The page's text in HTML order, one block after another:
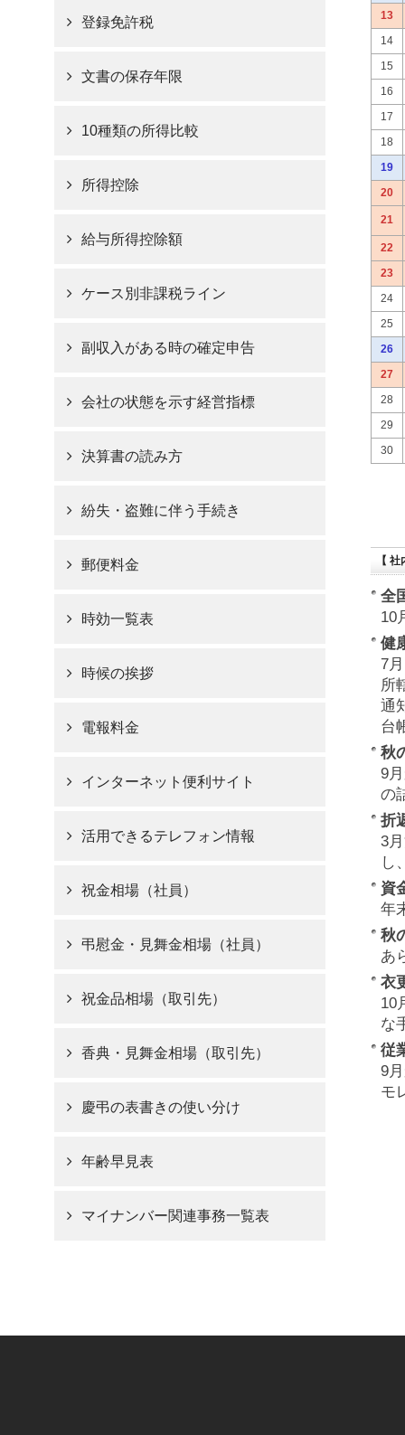
13
14
15
16
17
18
19
20
21
22
23
24
25
26
27
28
29
30
【
全
10
健
7
所
通
台
秋
9
の
折
3
し
資
年
秋
あ
衣
10
な
従
9
モ
登録免許税
文書の保存年限
10種類の所得比較
所得控除
給与所得控除額
ケース別非課税ライン
副収入がある時の確定申告
会社の状態を示す経営指標
決算書の読み方
紛失・盗難に伴う手続き
郵便料金
時効一覧表
時候の挨拶
電報料金
インターネット便利サイト
活用できるテレフォン情報
祝金相場（社員）
弔慰金・見舞金相場（社員）
祝金品相場（取引先）
香典・見舞金相場（取引先）
慶弔の表書きの使い分け
年齢早見表
マイナンバー関連事務一覧表